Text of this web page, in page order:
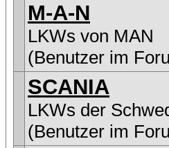
M-A-N
LKWs von MAN
(Benutzer im
SCANIA
LKWs der
(Benutzer im